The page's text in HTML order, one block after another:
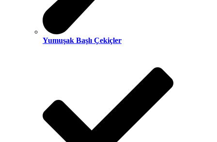
Yumuşak Başlı Çekiçler